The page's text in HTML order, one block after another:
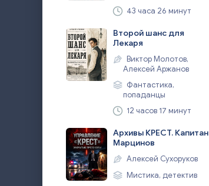
43 часа 26 минут
Второй шанс для
Лекаря
Виктор Молотов,
Алексей Аржанов
Фантастика,
попаданцы
12 часов 17 минут
Архивы КРЕСТ. Капитан
Марцинов
Алексей Сухоруков
Мистика, детектив